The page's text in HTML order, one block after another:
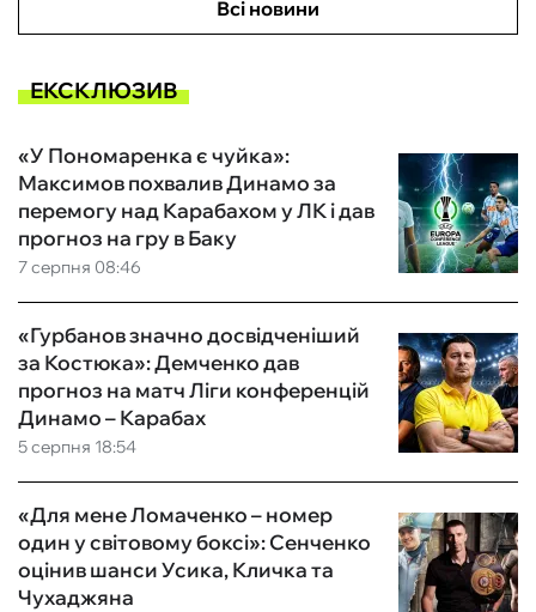
Всі новини
ЕКСКЛЮЗИВ
7 серпня 08:46
«У Пономаренка є чуйка»:
Максимов похвалив Динамо за
перемогу над Карабахом у ЛК і дав
прогноз на гру в Баку
5 серпня 18:54
«Гурбанов значно досвідченіший
за Костюка»: Демченко дав
прогноз на матч Ліги конференцій
Динамо – Карабах
«Для мене Ломаченко – номер
один у світовому боксі»: Сенченко
оцінив шанси Усика, Кличка та
Чухаджяна